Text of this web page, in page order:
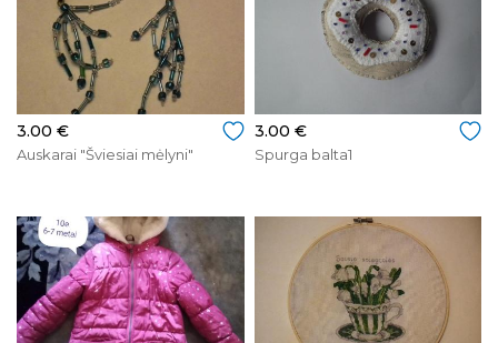
3.00 €
Auskarai "Šviesiai mėlyni"
3.00 €
Spurga balta1